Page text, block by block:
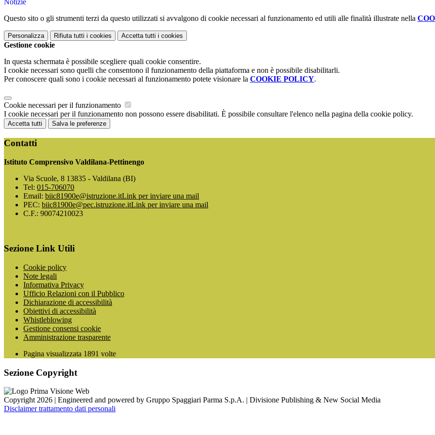
Notizie
Questo sito o gli strumenti terzi da questo utilizzati si avvalgono di cookie necessari al funzionamento ed utili alle finalità illustrate nella
Personalizza Rifiuta tutti i cookies Accetta tutti i cookies
Gestione cookie
In questa schermata è possibile scegliere quali cookie consentire.
I cookie necessari sono quelli che consentono il funzionamento della piattaforma e non è possibile disabilitarli.
Per conoscere quali sono i cookie necessari al funzionamento potete visionare la COOKIE POLICY.
Cookie necessari per il funzionamento
I cookie necessari per il funzionamento non possono essere disabilitati. È possibile consultare l'elenco nella pagina della cookie policy.
Accetta tutti Salva le preferenze
Contatti
Istituto Comprensivo Valdilana-Pettinengo
Via Scuole, 8 13835 - Valdilana (BI)
Tel: 015-706070
Email: biic81900e@istruzione.itLink per inviare una mail
PEC: biic81900e@pec.istruzione.itLink per inviare una mail
C.F.: 90074210023
Sezione Link Utili
Cookie policy
Note legali
Informativa Privacy
Ufficio Relazioni con il Pubblico
Dichiarazione di accessibilità
Obiettivi di accessibilità
Whistleblowing
Gestione consensi cookie
Amministrazione trasparente
Pagina visualizzata 1891 volte
Sezione Copyright
Copyright 2026 | Engineered and powered by Gruppo Spaggiari Parma S.p.A. | Divisione Publishing & New Social Media
Disclaimer trattamento dati personali